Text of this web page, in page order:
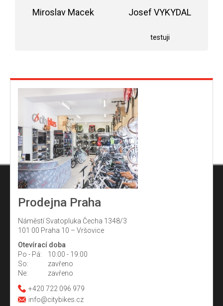
Miroslav Macek Josef VYKYDAL
testuji
Prodejna Praha
Náměstí Svatopluka Čecha 1348/3
101 00 Praha 10 – Vršovice
Otevírací doba
Po - Pá:
10:00 - 19:00
So:
zavřeno
Ne:
zavřeno
+420 722 096 979
info@citybikes.cz